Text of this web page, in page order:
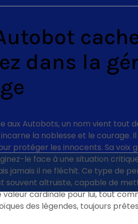
dans la
aux Autobots, un nom vient tout
la noblesse et le courage.
protéger les innocents. Sa
le face à une situation
jamais il ne fléchit. Ce type de
souvent altruiste, capable de
valeur cardinale pour lui, tout
des légendes, toujours